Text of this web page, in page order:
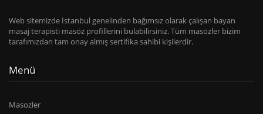
Web sitemizde İstanbul genelinden bağımsız olarak çalışan bayan
masaj terapisti masöz profillerini bulabilirsiniz. Tüm masözler bizim
tarafımızdan tam onay almış sertifika sahibi kişilerdir.
Menü
Masozler